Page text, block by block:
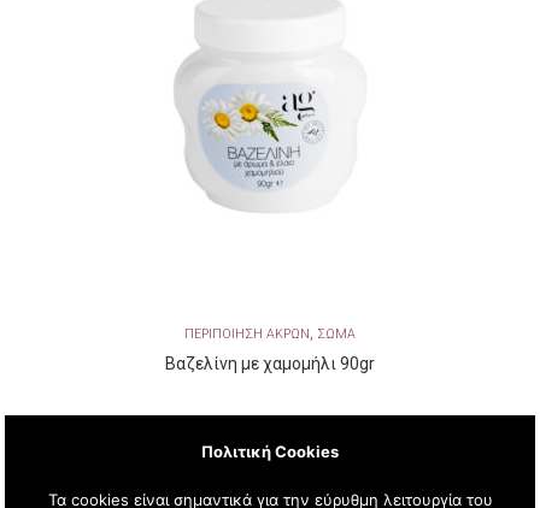
ΠΕΡΙΠΟΙΗΣΗ ΑΚΡΩΝ ΣΩΜΑ
Βαζελίνη με χαμομήλι 90gr
Πολιτική Cookies
Τα cookies είναι σημαντικά για την εύρυθμη λειτουργία του